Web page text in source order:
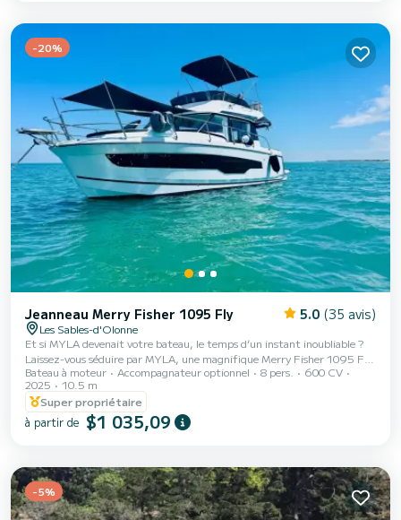
-20%
Jeanneau Merry Fisher 1095 Fly 5.0 (35 avis)
Les Sables-d'Olonne
Et si MYLA devenait votre bateau, le temps d’un instant inoubliable ?
Laissez-vous séduire par MYLA, une magnifique Merry Fisher 1095 Fly
de 2025, pour vivre une expérience unique en mer. Que ce soit pour une
nuit insolite à quai, une journée de navigation le long de notre splendide
littoral, ou encore une croisière vers la Bretagne ou le bassin d’Arcachon,
MYLA vous attend. Dotée de deux moteurs Yamaha de 300 cv pilotés
avec précision grâce à son joystick, MYLA incarne la technologie
Bateau à moteur Accompagnateur optionnel 8 pers.
600 CV
2025
10.5 m
Super propriétaire
à partir de $1 035,09
-5%